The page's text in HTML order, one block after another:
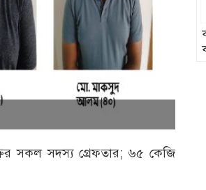
সকল সদস্য গ্রেফতার; ৬৫ কেজি